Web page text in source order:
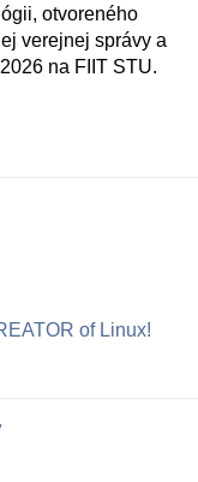
otvoreného
verejnej správy a
na FIIT STU.
of Linux!